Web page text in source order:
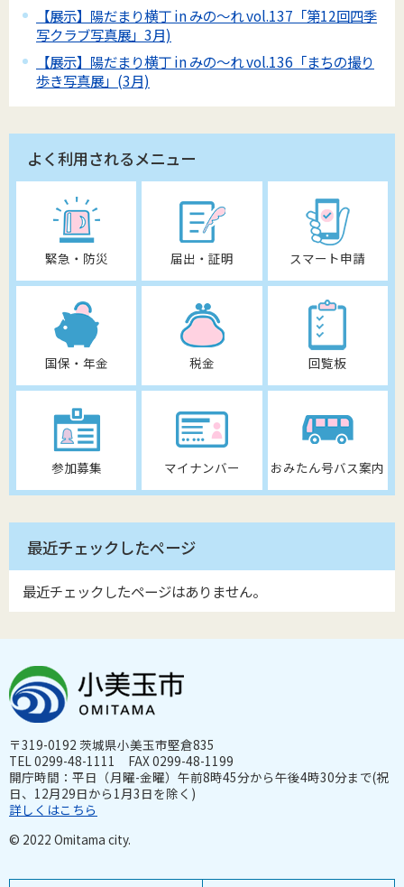
【展示】陽だまり横丁 in みの～れ vol.137「第12回四季
写クラブ写真展」3月)
【展示】陽だまり横丁 in みの～れ vol.136「まちの撮り
歩き写真展」(3月)
よく利用されるメニュー
緊急・防災 届出・証明 スマート申請
国保・年金 税金 回覧板
参加募集 マイナンバー おみたん号バス案内
最近チェックしたページ
最近チェックしたページはありません。
〒319-0192 茨城県小美玉市堅倉835
TEL 0299-48-1111 FAX 0299-48-1199
開庁時間：平日（月曜-金曜）午前8時45分から午後4時30分まで(祝
日、12月29日から1月3日を除く)
詳しくはこちら
© 2022 Omitama city.